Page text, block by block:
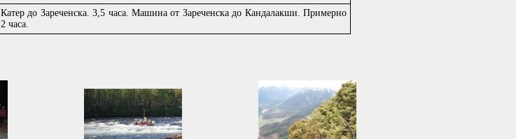
Катер до Зареченска. 3,5 часа. Машина от Зареченска до Кандалакши. Примерно
2 часа.